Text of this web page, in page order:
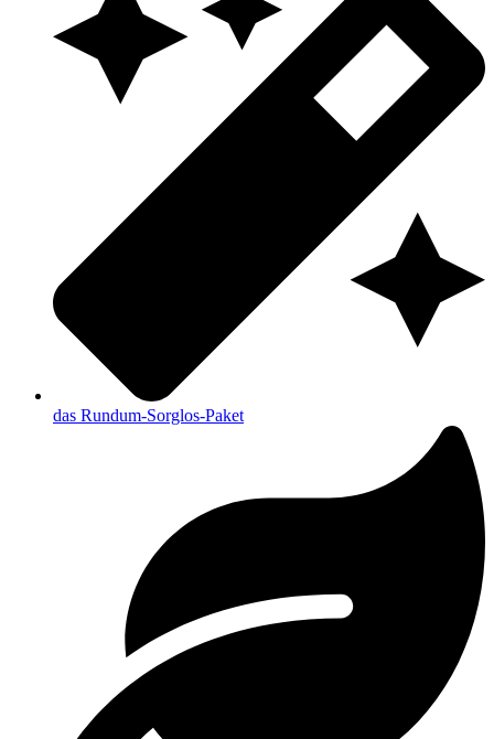
das Rundum-Sorglos-Paket